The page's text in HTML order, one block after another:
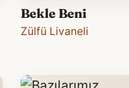
Bekle Beni
Zülfü Livaneli